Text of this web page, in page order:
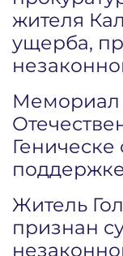
жителя
ущерба,
Мемориал
Житель
признан